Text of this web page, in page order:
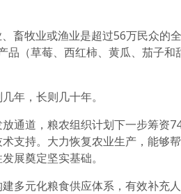
畜牧业或渔业是超过56万民众的全
（草莓、西红柿、黄瓜、茄子和
年，长则几十年。
通道，粮农组织计划下一步筹资
支持。大力恢复农业生产，能够
展奠定坚实基础。
多元化粮食供应体系，有效补充